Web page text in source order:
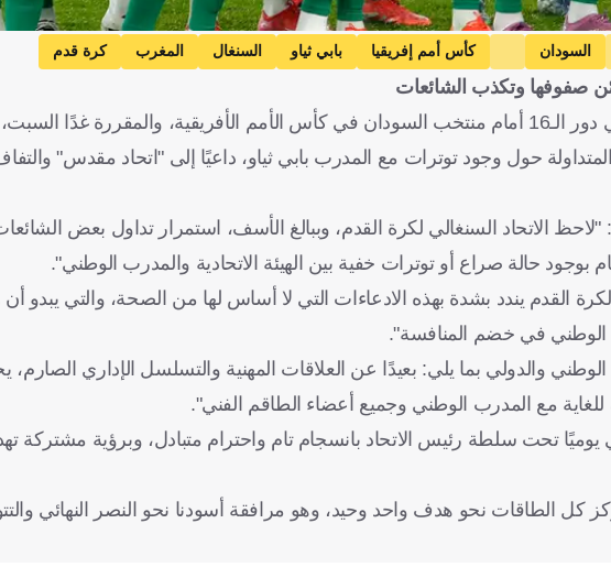
السودان كأس أمم إفريقيا بابي ثياو السنغال المغرب كرة قدم
صفوفها وتكذب الشائعات
قبل ساعات من مباراته المرتقبة في دور الـ16 أمام منتخب السودان في كأس الأمم الأفريقية،
المتداولة حول وجود توترات مع المدرب بابي ثياو، داعيًا إلى "اتحاد مقدس"
"لاحظ الاتحاد السنغالي لكرة القدم، وببالغ الأسف، استمرار تداول بعض
بوجود حالة صراع أو توترات خفية بين الهيئة الاتحادية والمدرب الوطني".
القدم يندد بشدة بهذه الادعاءات التي لا أساس لها من الصحة، والتي يبدو
الوطني في خضم المنافسة".
الوطني والدولي بما يلي: بعيدًا عن العلاقات المهنية والتسلسل الإداري الصارم،
مع المدرب الوطني وجميع أعضاء الطاقم الفني".
يوميًا تحت سلطة رئيس الاتحاد بانسجام تام واحترام متبادل، وبرؤية